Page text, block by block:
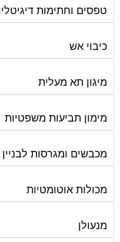
טפסים וחתימות
כיבוי אש
מיגון תא מעלית
מימון תביעות משפטיות
מכבשים ומגרסות לבניין
מכולות אוטומטיות
מנעולן